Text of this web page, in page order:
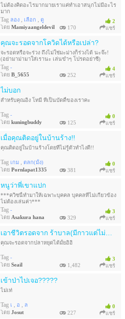
2
ไม่ต้องคิดอะไรมากมายเราแค่ทำเอาสนุกไม่มีอะไร
มาก
Tag ลอง , เลือก , ดู
โดย Mamiyaangeldevil 170 แชร์
คุณจะรอดจากโควิดได้หรือเปล่า?
4
จะรอดหรือจะร่วง ถึงไม่ใช่มะม่างก็ร่วงได้ นะจ๊ะ!
(อย่ามาม่ามาใส่เรานะ เล่นขำๆ โปรดอย่าซี)
Tag -
โดย B_5655 252 แชร์
ไม่บอก
0
สำหรับคุณอิง โทมี่ ที่เป็นบัดดี้ของเราคะ
Tag -
โดย kuningbuddy 125 แชร์
เมื่อคุณติดอยู่ในบ้านร้าง!!
0
คุณติดอยู่ในบ้านร้างโดยที่ไม่รู้ตัวทำไงดี!!
Tag เกม , ตลก(มั้ง)
โดย Pornlapat1335 381 แชร์
หนูว่าพี่เขาแปก
3
***ควิซนี้ทำมาให้เฉพาะบุคคล บุคคลที่ไม่เกี่ยวข้อง
ไม่ต้องเล่นค่า***
Tag -
โดย Asakura hana 329 แชร์
3
คุณจะรอดจากปลาหยุดได้มั้ยอิอิ
Tag -
โดย Seail 1,482 แชร์
เข้าป่าไปเจอ?????
0
ไม่เท่
Tag เ , อ , ล
โดย Josut 227 แชร์